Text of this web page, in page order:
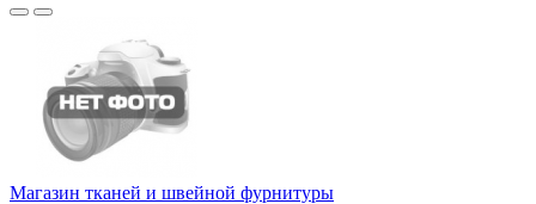
Магазин тканей и швейной фурнитуры